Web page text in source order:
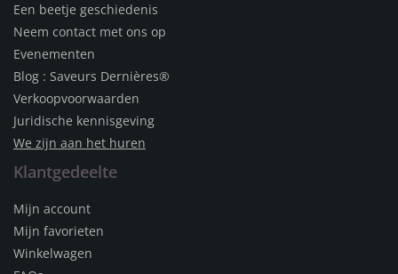
Een beetje geschiedenis
Neem contact met ons op
Evenementen
Blog : Saveurs Dernières®
Verkoopvoorwaarden
Juridische kennisgeving
We zijn aan het huren
Klantgedeelte
Mijn account
Mijn favorieten
Winkelwagen